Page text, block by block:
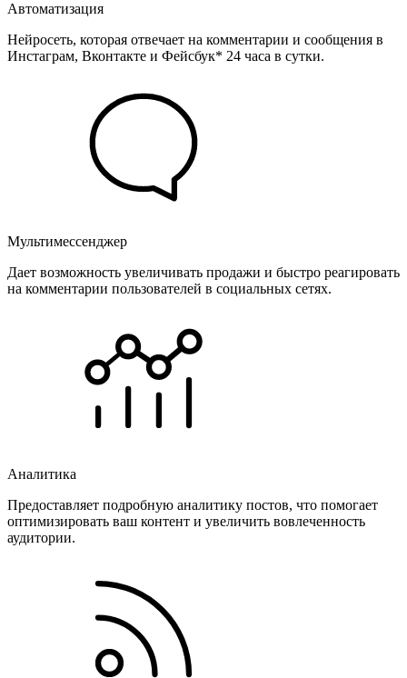
Автоматизация
Нейросеть, которая отвечает на комментарии и сообщения в
Инстаграм, Вконтакте и Фейсбук* 24 часа в сутки.
Мультимессенджер
Дает возможность увеличивать продажи и быстро реагировать
на комментарии пользователей в социальных сетях.
Аналитика
Предоставляет подробную аналитику постов, что помогает
оптимизировать ваш контент и увеличить вовлеченность
аудитории.